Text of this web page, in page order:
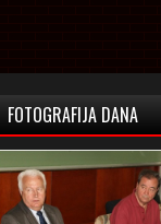
FOTOGRAFIJA DANA